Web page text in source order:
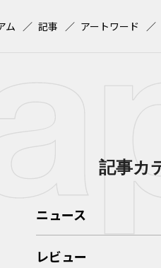
ム 記事 アートワード
記事カ
ニュース
レビュー